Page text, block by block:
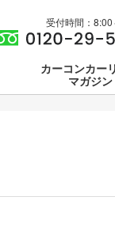
受付時間：
カーコンカー
マガジン